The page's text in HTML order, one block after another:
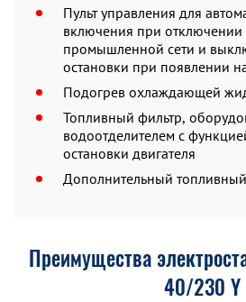
Пульт управления для
включения при
промышленной сети и выключения или
остановки при появлении
Подогрев охлаждающей
Топливный фильтр,
водоотделителем с
остановки двигателя
Дополнительный
Преимущества
40/230 Y